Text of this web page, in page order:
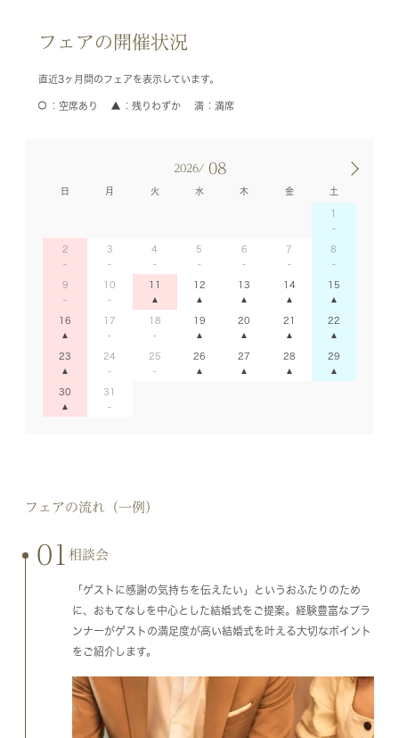
フェアの開催状況
直近3ヶ月間のフェアを表示しています。
空席あり 残りわずか 満席
2026/ 08
日 月 火 水 木 金 土
1
2 3 4 5 6 7 8
9 10 11 12 13 14 15
16 17 18 19 20 21 22
23 24 25 26 27 28 29
30 31
フェアの流れ（一例）
01 相談会
「ゲストに感謝の気持ちを伝えたい」というおふたりのため
に、おもてなしを中心とした結婚式をご提案。経験豊富なプラ
ンナーがゲストの満足度が高い結婚式を叶える大切なポイント
をご紹介します。